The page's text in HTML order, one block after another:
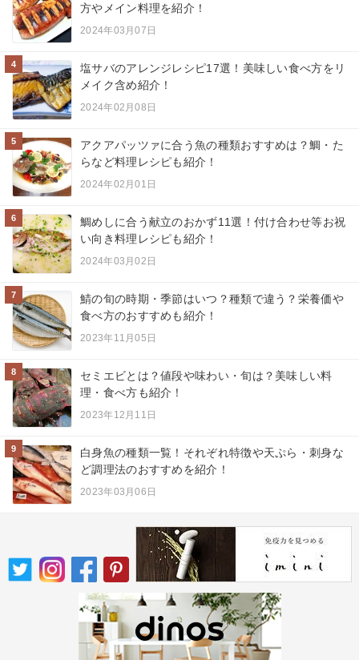
方やメイン料理を紹介！
2024年03月07日
4
塩サバのアレンジレシピ17選！美味しい食べ方をリ
メイク含め紹介！
2024年02月08日
5
アクアパッツァに合う魚の種類おすすめは？鯛・た
らなど料理レシピも紹介！
2024年02月01日
6
鯛めしに合う献立のおかず11選！付け合わせ等お祝
い向き料理レシピも紹介！
2024年03月02日
7
鯖の旬の時期・季節はいつ？種類で違う？栄養価や
食べ方のおすすめも紹介！
2023年11月05日
8
セミエビとは？値段や味わい・旬は？美味しい料
理・食べ方も紹介！
2023年12月11日
9
白身魚の種類一覧！それぞれ特徴や天ぷら・刺身な
ど調理法のおすすめを紹介！
2023年03月06日